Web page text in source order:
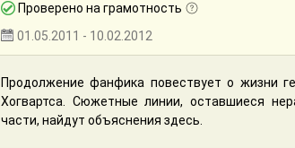
Проверено на грамотность
01.05.2011 - 10.02.2012
Продолжение фанфика повествует о жизни
Хогвартса. Сюжетные линии, оставшиеся
части, найдут объяснения здесь.